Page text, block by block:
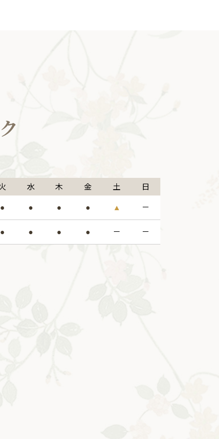
水 木 金 土 日
● ● ● ● ▲ －
● ● ● ● － －